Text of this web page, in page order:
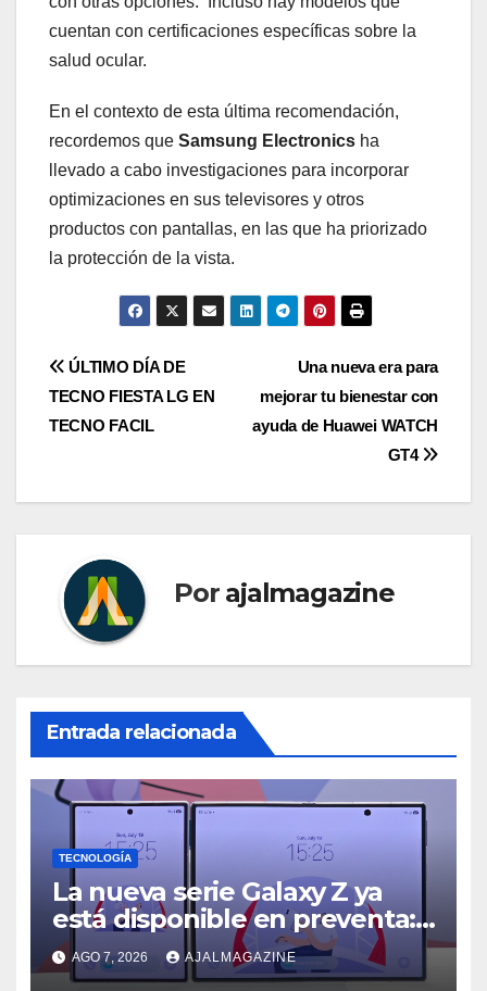
cuentan con certificaciones específicas sobre la
salud ocular.
En el contexto de esta última recomendación,
recordemos que Samsung Electronics ha
llevado a cabo investigaciones para incorporar
optimizaciones en sus televisores y otros
productos con pantallas, en las que ha priorizado
la protección de la vista.
Navegación
de
Una nueva era para
mejorar tu bienestar con
ayuda de Huawei WATCH
GT4
ÚLTIMO DÍA DE
TECNO FIESTA LG EN
TECNO FACIL
Por ajalmagazine
Entrada relacionada
TECNOLOGÍA
La nueva serie Galaxy Z ya
está disponible en preventa:
descubre el siguiente nivel
de innovación plegable
AGO 7, 2026 AJALMAGAZINE